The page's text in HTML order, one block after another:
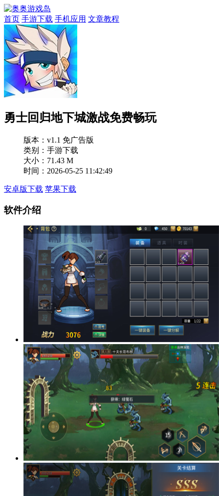
首页 手游下载 手机应用 文章教程
勇士回归地下城激战免费畅玩
版本： v1.1 免广告版
类别：手游下载
大小：71.43 M
时间：2026-05-25 11:42:49
安卓版下载 苹果下载
软件介绍